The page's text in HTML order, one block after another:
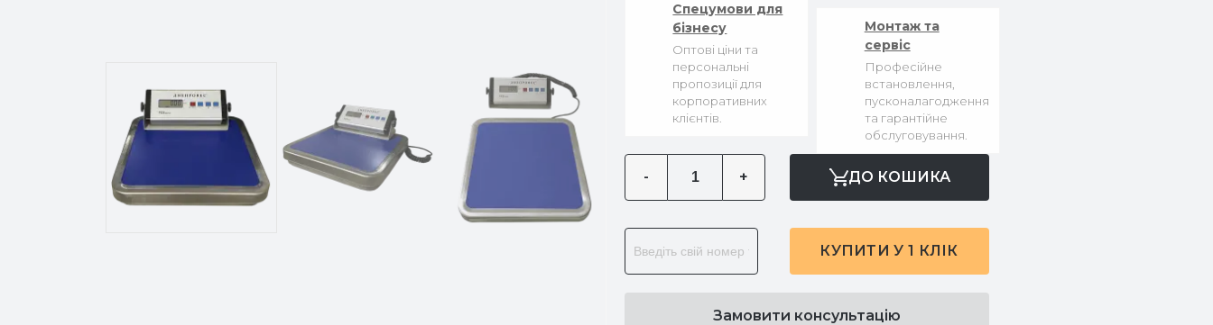
Спецумови для
бізнесу
Оптові ціни та
персональні
пропозиції для
корпоративних
клієнтів.
Монтаж та
сервіс
Професійне
встановлення,
пусконалагодження
та гарантійне
обслуговування.
- + ДО КОШИКА
КУПИТИ У 1 КЛІК
Замовити консультацію